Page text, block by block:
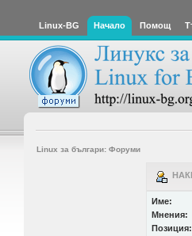
Linux-BG Начало Помощ
Linux за българи: Форуми
Име:
Мнения:
Позиция: